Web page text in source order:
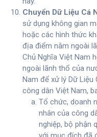
Chuyển Dữ Liệu Cá
sử dụng không gian
hoặc các hình thức
địa điểm nằm ngoài
Chủ Nghĩa Việt Nam
ngoài lãnh thổ của
Nam để xử lý Dữ
công dân Việt Nam,
Tổ chức, doanh
nhân của công
nghiệp, bộ phận